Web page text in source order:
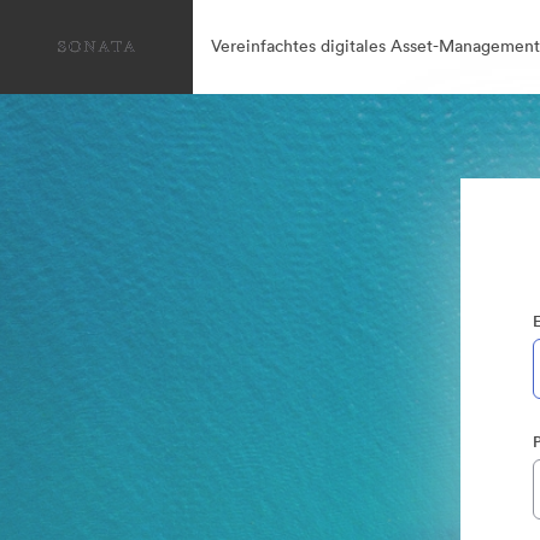
Vereinfachtes digitales Asset-